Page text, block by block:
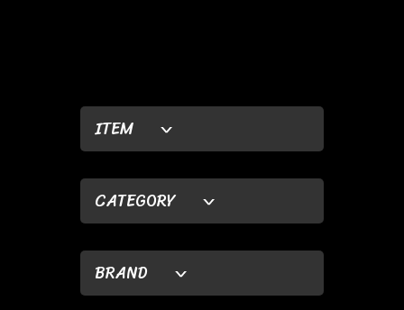
ITEM
CATEGORY
BRAND